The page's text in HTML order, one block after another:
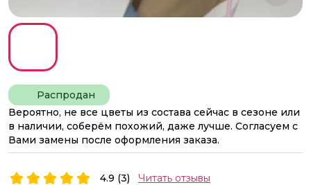
Распродан
Вероятно, не все цветы из состава сейчас в сезоне или
в наличии, соберём похожий, даже лучше. Согласуем с
Вами замены после оформления заказа.
4.9 (3) Читать отзывы